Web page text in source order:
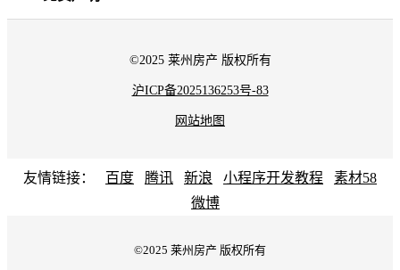
©2025 莱州房产 版权所有
沪ICP备2025136253号-83
网站地图
友情链接： 百度 腾讯 新浪 小程序开发教程
素材58
微博
©2025 莱州房产 版权所有